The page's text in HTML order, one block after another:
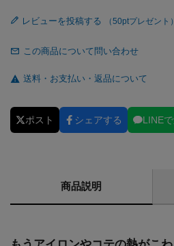
レビューを投稿する
この商品について問い合わせ
送料・お支払い・返品について
ポスト シェアする LINE
商品説明